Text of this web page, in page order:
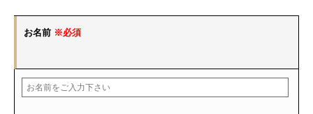
お名前 ※必須